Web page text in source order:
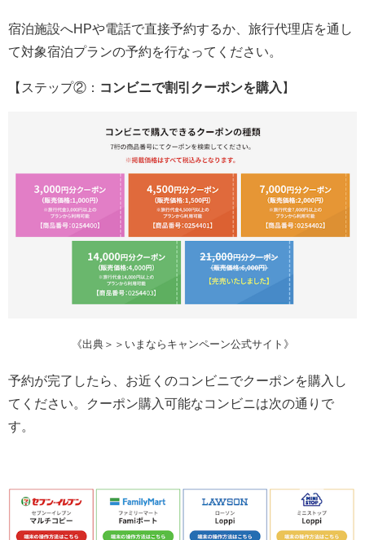
宿泊施設へHPや電話で直接予約するか、旅行代理店を通し
て対象宿泊プランの予約を行なってください。
【ステップ②： コンビニで割引クーポンを購入 】
《出典＞＞いまならキャンペーン公式サイト》
予約が完了したら、お近くのコンビニでクーポンを購入し
てください。クーポン購入可能なコンビニは次の通りで
す。